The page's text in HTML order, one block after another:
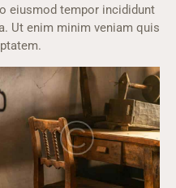
eiusmod tempor incididunt
Ut enim minim veniam quis